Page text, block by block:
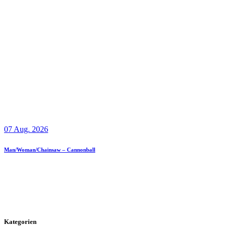
07 Aug. 2026
Man/Woman/Chainsaw – Cannonball
Kategorien